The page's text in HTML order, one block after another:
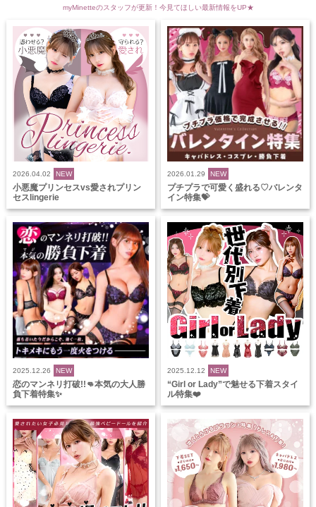
myMinetteのスタッフが更新！今見てほしい最新情報をUP★
2026.04.02 NEW
小悪魔プリンセスvs愛されプリン
セスlingerie
2026.01.29 NEW
プチプラで可愛く盛れる♡バレンタ
イン特集💝
2025.12.26 NEW
恋のマンネリ打破!!👊本気の大人勝
負下着特集✨
2025.12.12 NEW
“Girl or Lady”で魅せる下着スタイ
ル特集❤️